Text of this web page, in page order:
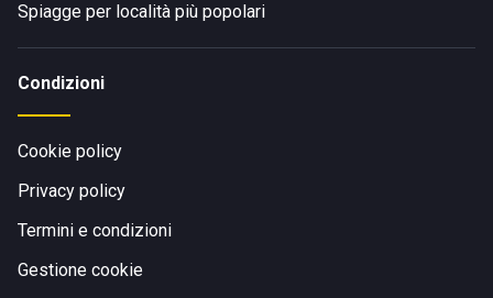
Spiagge per località più popolari
Condizioni
Cookie policy
Privacy policy
Termini e condizioni
Gestione cookie